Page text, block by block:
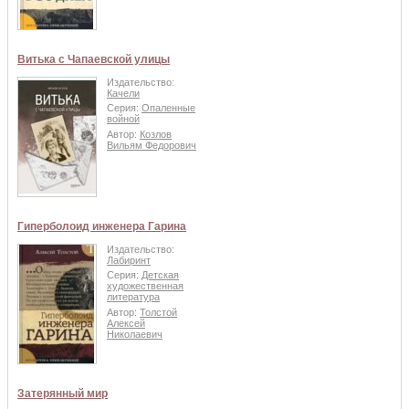
Витька с Чапаевской улицы
Издательство:
Качели
Серия: Опаленные
войной
Автор: Козлов
Вильям Федорович
Гиперболоид инженера Гарина
Издательство:
Лабиринт
Серия: Детская
художественная
литература
Автор: Толстой
Алексей
Николаевич
Затерянный мир